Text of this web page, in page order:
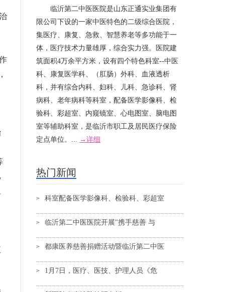
临沂第二中医医院是山东正通实业集团有
限公司下设的一家中医特色的二级综合医院，
集医疗、康复、急救、智慧养老等多功能于一
体，医疗技术力量雄厚，综合实力强。医院建
筑面积4万余平方米，设有四个特色科室--中医
科、康复医学科、（肛肠）外科、血液透析
科，并有综合内科、妇科、儿科、急诊科、肾
病科、老年病科等科室，配备医学影像科、检
验科、彩超室、内窥镜室、心电图室、脑电图
室等辅助科室，是临沂市职工及居民医疗保险
定点单位。... →详细
热门新闻
> 科室配备医学影像科、检验科、彩超室
> 临沂第二中医医院开展"携手慈善 与
> 都康医养慈善捐赠活动暨临沂第二中医
> 1月7日，医疗、医技、护理人员《危